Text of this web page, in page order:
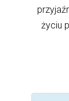
życiu